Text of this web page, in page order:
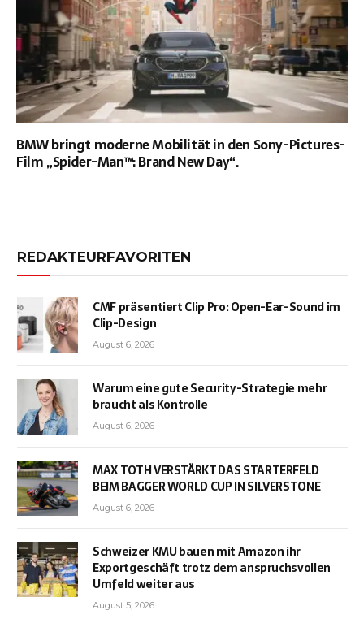
BMW bringt moderne Mobilität in den Sony-Pictures-
Film „Spider-Man™: Brand New Day“.
REDAKTEURFAVORITEN
CMF präsentiert Clip Pro: Open-Ear-Sound im
Clip-Design
August 6, 2026
Warum eine gute Security-Strategie mehr
braucht als Kontrolle
August 6, 2026
MAX TOTH VERSTÄRKT DAS STARTERFELD
BEIM BAGGER WORLD CUP IN SILVERSTONE
August 6, 2026
Schweizer KMU bauen mit Amazon ihr
Exportgeschäft trotz dem anspruchsvollen
Umfeld weiter aus
August 5, 2026